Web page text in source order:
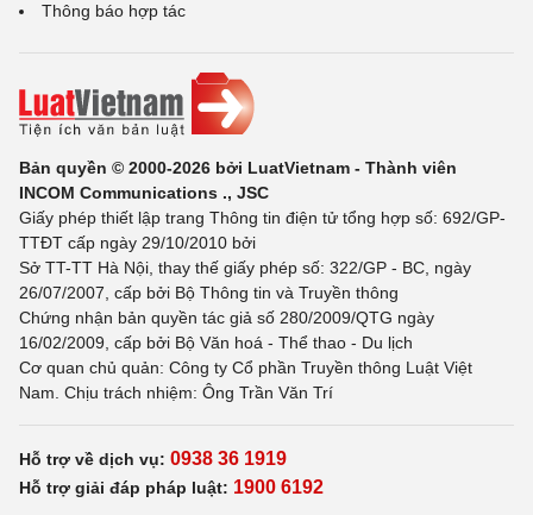
Thông báo hợp tác
Bản quyền © 2000-2026 bởi LuatVietnam - Thành viên
INCOM Communications ., JSC
Giấy phép thiết lập trang Thông tin điện tử tổng hợp số: 692/GP-
TTĐT cấp ngày 29/10/2010 bởi
Sở TT-TT Hà Nội, thay thế giấy phép số: 322/GP - BC, ngày
26/07/2007, cấp bởi Bộ Thông tin và Truyền thông
Chứng nhận bản quyền tác giả số 280/2009/QTG ngày
16/02/2009, cấp bởi Bộ Văn hoá - Thể thao - Du lịch
Cơ quan chủ quản: Công ty Cổ phần Truyền thông Luật Việt
Nam. Chịu trách nhiệm: Ông Trần Văn Trí
Hỗ trợ về dịch vụ: 0938 36 1919
Hỗ trợ giải đáp pháp luật: 1900 6192